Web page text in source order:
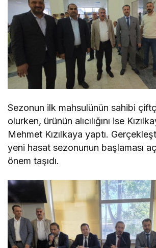
Sezonun ilk mahsulünün sahibi
olurken, ürünün alıcılığını ise
Mehmet Kızılkaya yaptı.
yeni hasat sezonunun başlaması
önem taşıdı.